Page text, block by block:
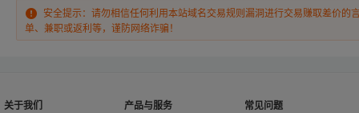
安全提示：请勿相信任何利用本站域名交易规则漏洞进行交易赚取差价的
单、兼职或返利等，谨防网络诈骗！
关于我们 产品与服务 常见问题